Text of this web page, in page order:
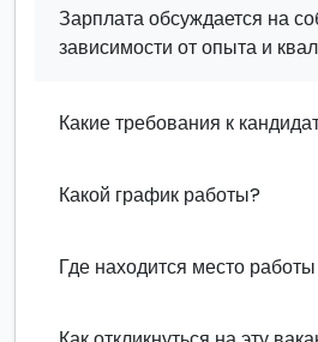
Зарплата обсуждается на
зависимости от опыта и
Какие требования к
Какой график работы?
Где находится место